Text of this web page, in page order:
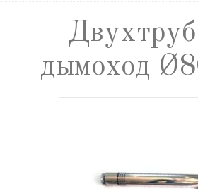
дымоход